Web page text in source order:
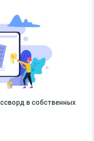
в собственных